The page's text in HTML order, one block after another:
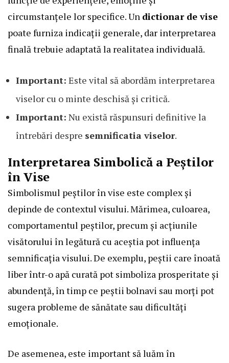
circumstanțele lor specifice. Un dictionar de vise
poate furniza indicații generale, dar interpretarea
finală trebuie adaptată la realitatea individuală.
Important: Este vital să abordăm interpretarea
viselor cu o minte deschisă și critică.
Important: Nu există răspunsuri definitive la
întrebări despre semnificatia viselor.
Interpretarea Simbolică a Peștilor
în Vise
Simbolismul peștilor în vise este complex și
depinde de contextul visului. Mărimea, culoarea,
comportamentul peștilor, precum și acțiunile
visătorului în legătură cu aceștia pot influența
semnificația visului. De exemplu, peștii care înoată
liber într-o apă curată pot simboliza prosperitate și
abundență, în timp ce peștii bolnavi sau morți pot
sugera probleme de sănătate sau dificultăți
emoționale.
De asemenea, este important să luăm în